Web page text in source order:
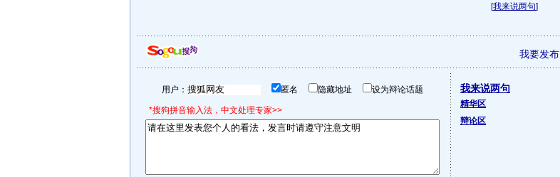
[我来说两句]
我要发布
用户： 匿名 隐藏地址 设为辩论话题
*搜狗拼音输入法，中文处理专家>>
我来说两句
精华区
辩论区